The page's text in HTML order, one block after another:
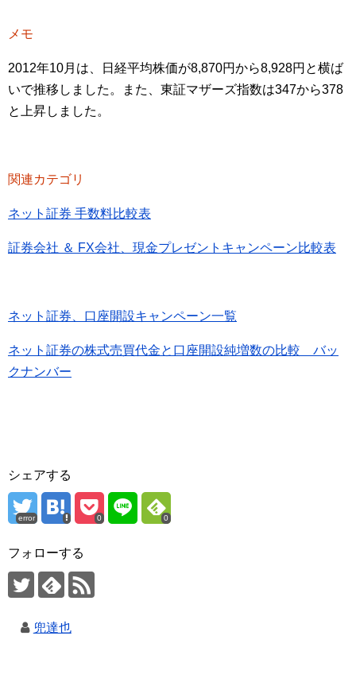
メモ
2012年10月は、日経平均株価が8,870円から8,928円と横ば
いで推移しました。また、東証マザーズ指数は347から378
と上昇しました。
関連カテゴリ
ネット証券 手数料比較表
証券会社 ＆ FX会社、現金プレゼントキャンペーン比較表
ネット証券、口座開設キャンペーン一覧
ネット証券の株式売買代金と口座開設純増数の比較 バッ
クナンバー
シェアする
error 0 0
フォローする
兜達也